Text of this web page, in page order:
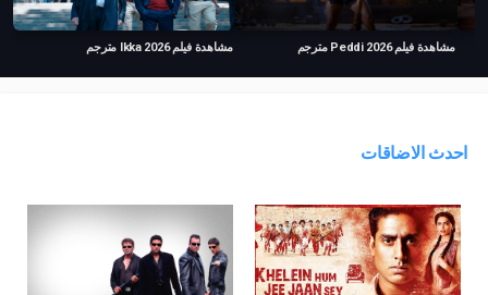
مشاهدة فيلم Peddi 2026 مترجم مشاهدة فيلم Ikka 2026 مترجم
احدث الاضاقات